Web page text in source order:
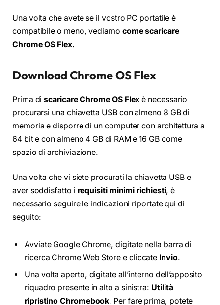
Una volta che avete se il vostro PC portatile è
compatibile o meno, vediamo come scaricare
Chrome OS Flex.
Download Chrome OS Flex
Prima discaricare Chrome OS Flex è necessario
procurarsi una chiavetta USB con almeno 8 GB di
memoria e disporre di un computer con architettura a
64 bit e con almeno 4 GB di RAM e 16 GB come
spazio di archiviazione.
Una volta che vi siete procurati la chiavetta USB e
aver soddisfatto i requisiti minimi richiesti, è
necessario seguire le indicazioni riportate qui di
seguito:
Avviate Google Chrome, digitate nella barra di
ricerca Chrome Web Store e cliccate Invio.
Una volta aperto, digitate all’interno dell’apposito
riquadro presente in alto a sinistra: Utilità
ripristino Chromebook. Per fare prima, potete